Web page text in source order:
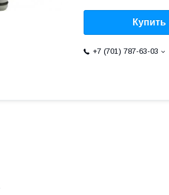
Купить
+7 (701) 787-63-03